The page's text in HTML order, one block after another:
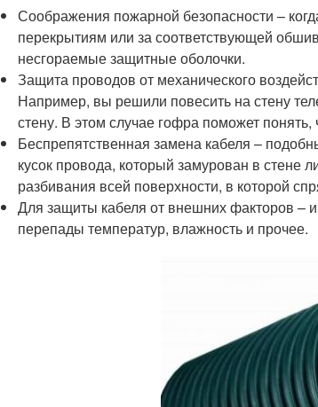
Соображения пожарной безопасности –
перекрытиям или за соответствующей
несгораемые защитные оболочки.
Защита проводов от механического
Например, вы решили повесить на стену
стену. В этом случае гофра поможет
Беспрепятственная замена кабеля –
кусок провода, который замурован в стене
разбивания всей поверхности, в которой
Для защиты кабеля от внешних факторов –
перепады температур, влажность и прочее.